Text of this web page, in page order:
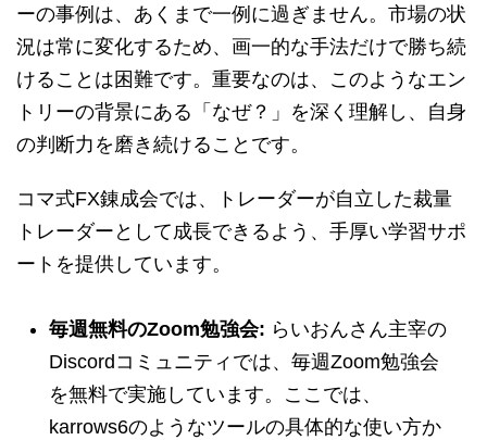
ーの事例は、あくまで一例に過ぎません。市場の状
況は常に変化するため、画一的な手法だけで勝ち続
けることは困難です。重要なのは、このようなエン
トリーの背景にある「なぜ？」を深く理解し、自身
の判断力を磨き続けることです。
コマ式FX錬成会では、トレーダーが自立した裁量
トレーダーとして成長できるよう、手厚い学習サポ
ートを提供しています。
毎週無料のZoom勉強会: らいおんさん主宰の
Discordコミュニティでは、毎週Zoom勉強会
を無料で実施しています。ここでは、
karrows6のようなツールの具体的な使い方か